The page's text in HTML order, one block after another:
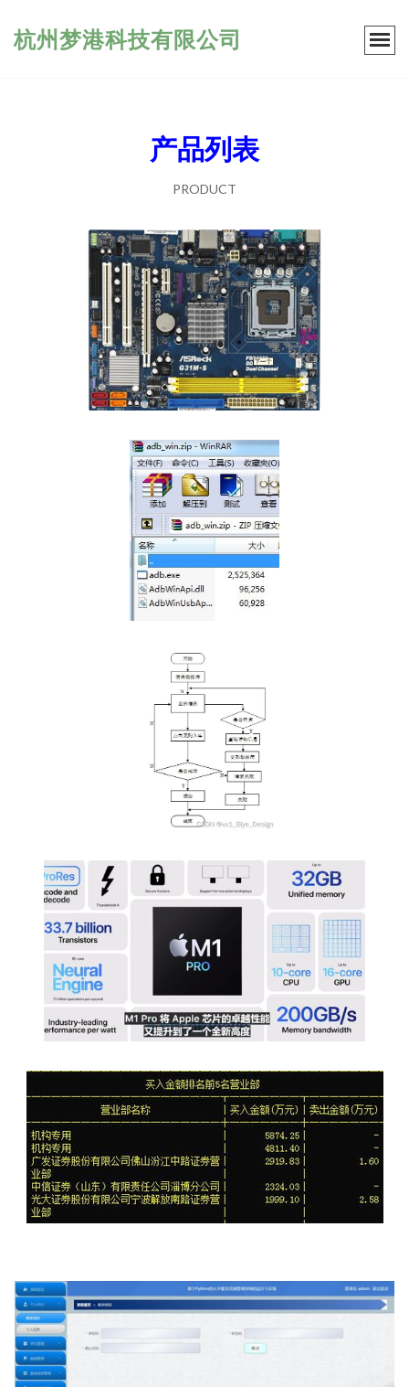
杭州梦港科技有限公司
产品列表
PRODUCT